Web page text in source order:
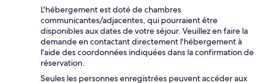
L'hébergement est doté de chambres
communicantes/adjacentes, qui pourraient être
disponibles aux dates de votre séjour. Veuillez en faire la
demande en contactant directement l'hébergement à
l'aide des coordonnées indiquées dans la confirmation de
réservation.
Seules les personnes enregistrées peuvent accéder aux